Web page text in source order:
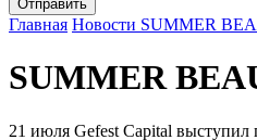
Главная Новости SUMMER
SUMMER
21 июля Gefest Capital